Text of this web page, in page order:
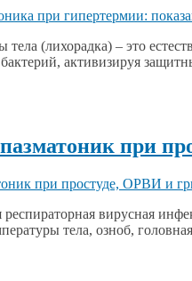
(лихорадка) – это
активизируя
при
вирусная
тела, озноб,